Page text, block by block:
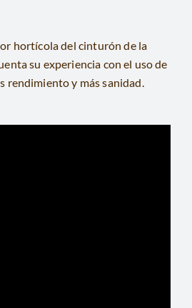
hortícola del cinturón de la
su experiencia con el uso de
rendimiento y más sanidad.